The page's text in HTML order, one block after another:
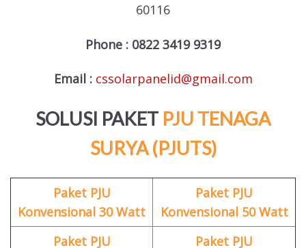
60116
Phone : 0822 3419 9319
Email : cssolarpanelid@gmail.com
SOLUSI PAKET PJU TENAGA
SURYA (PJUTS)
Paket PJU
Konvensional 30 Watt
Paket PJU
Konvensional 50 Watt
Paket PJU
Paket PJU